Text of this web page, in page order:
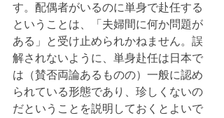
す。配偶者がいるのに単身で赴任する
ということは、「夫婦間に何か問題が
ある」と受け止められかねません。誤
解されないように、単身赴任は日本で
は（賛否両論あるものの）一般に認め
られている形態であり、珍しくないの
だということを説明しておくとよいで